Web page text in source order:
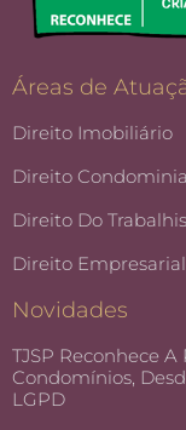
Áreas de
Direito Imobiliário
Direito
Direito Do
Direito Empresarial
Novidades
TJSP Reconhece
Condomínios,
LGPD